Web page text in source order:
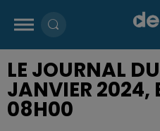
LE JOURNAL
JANVIER 2024,
08H00